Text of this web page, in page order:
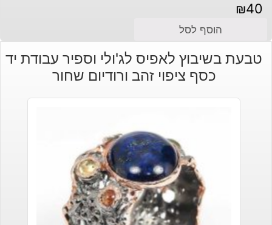
₪40
הוסף לסל
טבעת בשיבוץ לאפיס לג'ולי וספיר עבודת יד
כסף ציפוי זהב ורודיום שחור